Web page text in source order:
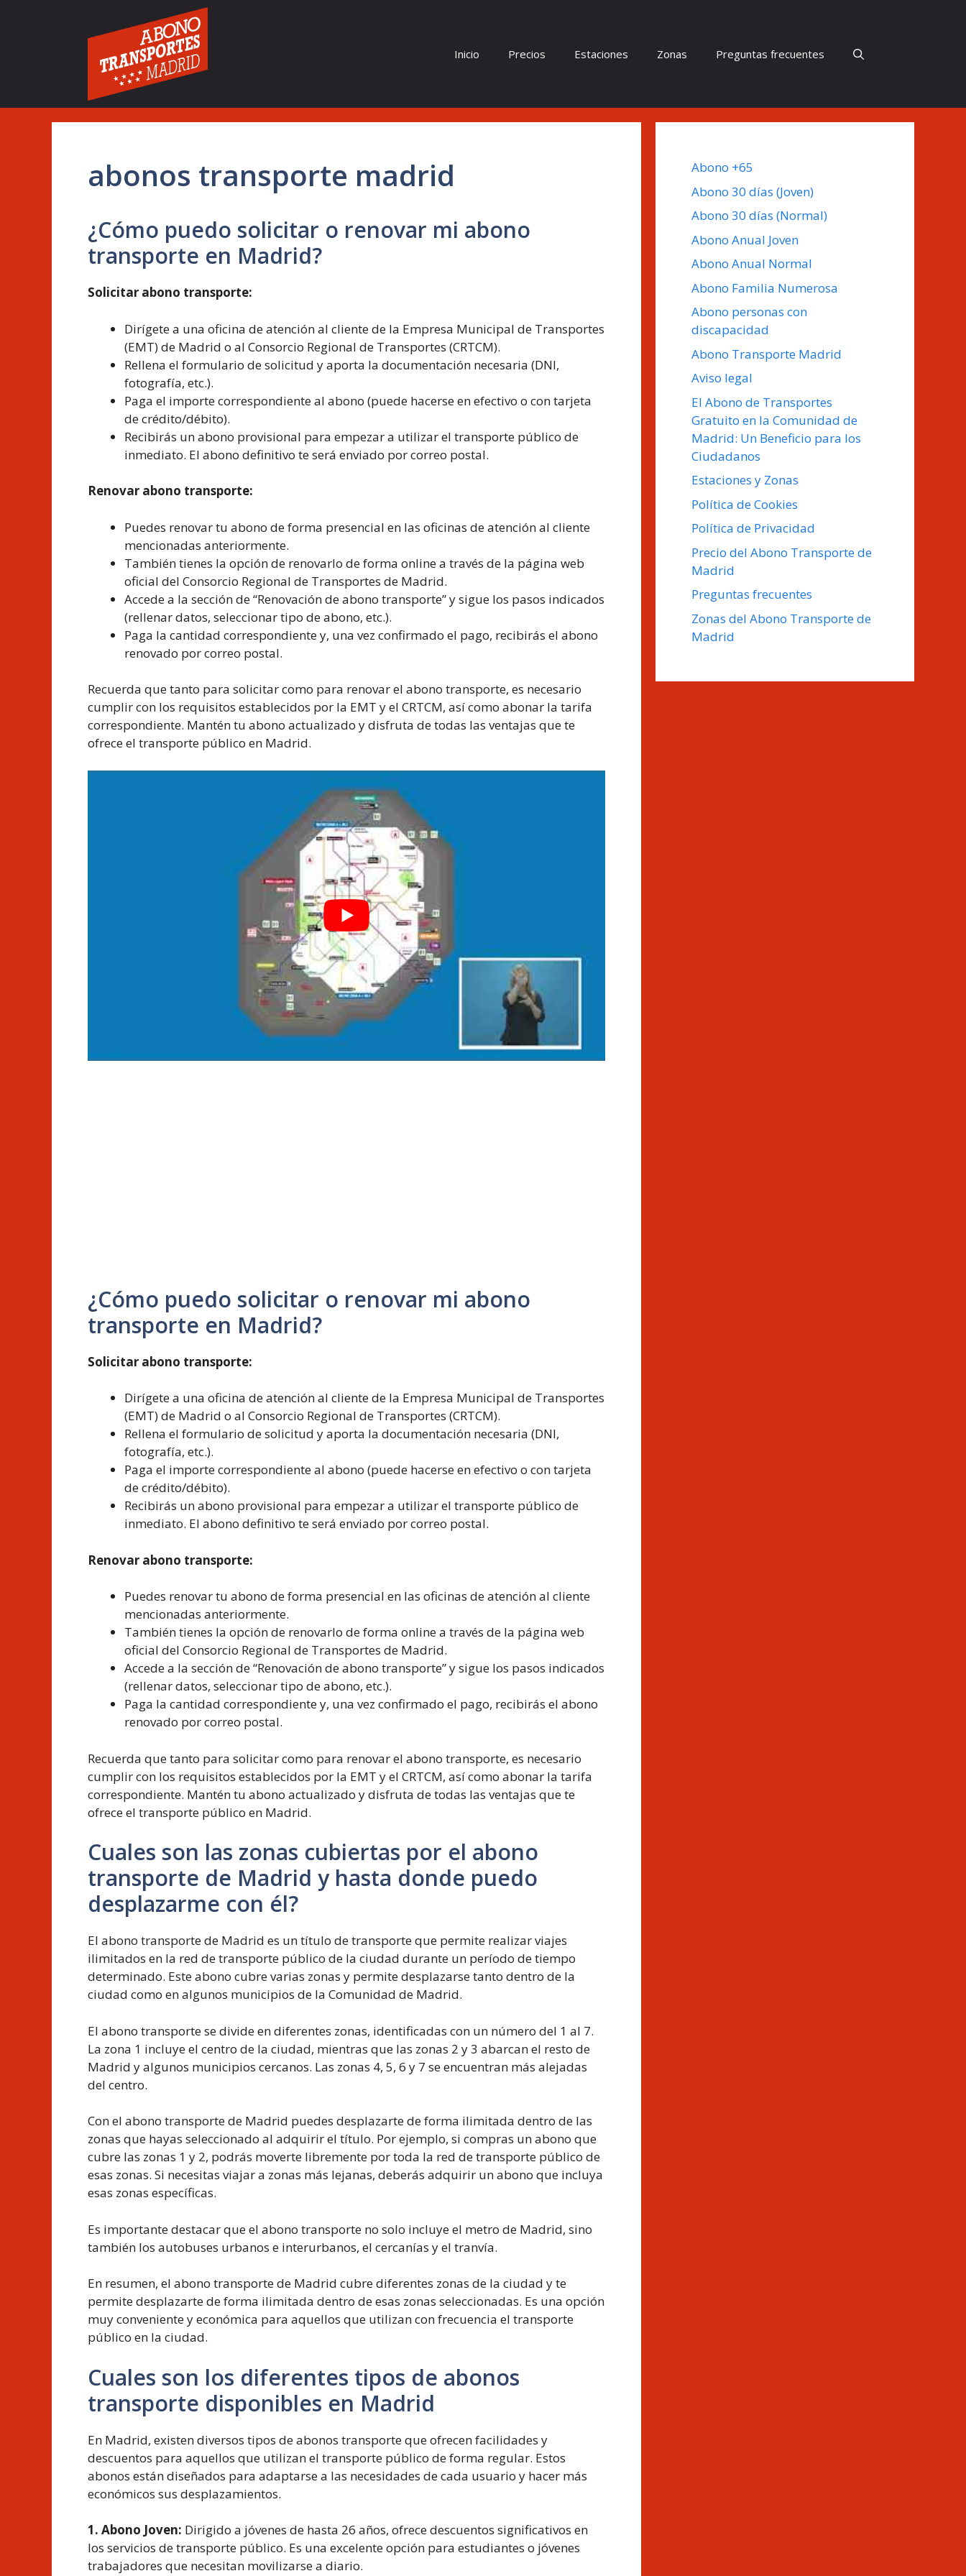
Inicio Precios Estaciones Zonas Preguntas frecuentes
abonos transporte madrid
¿Cómo puedo solicitar o renovar mi abono
transporte en Madrid?
Solicitar abono transporte:
Dirígete a una oficina de atención al cliente de la Empresa Municipal de Transportes
(EMT) de Madrid o al Consorcio Regional de Transportes (CRTCM).
Rellena el formulario de solicitud y aporta la documentación necesaria (DNI,
fotografía, etc.).
Paga el importe correspondiente al abono (puede hacerse en efectivo o con tarjeta
de crédito/débito).
Recibirás un abono provisional para empezar a utilizar el transporte público de
inmediato. El abono definitivo te será enviado por correo postal.
Renovar abono transporte:
Puedes renovar tu abono de forma presencial en las oficinas de atención al cliente
mencionadas anteriormente.
También tienes la opción de renovarlo de forma online a través de la página web
oficial del Consorcio Regional de Transportes de Madrid.
Accede a la sección de “Renovación de abono transporte” y sigue los pasos indicados
(rellenar datos, seleccionar tipo de abono, etc.).
Paga la cantidad correspondiente y, una vez confirmado el pago, recibirás el abono
renovado por correo postal.
Recuerda que tanto para solicitar como para renovar el abono transporte, es necesario
cumplir con los requisitos establecidos por la EMT y el CRTCM, así como abonar la tarifa
correspondiente. Mantén tu abono actualizado y disfruta de todas las ventajas que te
ofrece el transporte público en Madrid.
¿Cómo puedo solicitar o renovar mi abono
transporte en Madrid?
Solicitar abono transporte:
Dirígete a una oficina de atención al cliente de la Empresa Municipal de Transportes
(EMT) de Madrid o al Consorcio Regional de Transportes (CRTCM).
Rellena el formulario de solicitud y aporta la documentación necesaria (DNI,
fotografía, etc.).
Paga el importe correspondiente al abono (puede hacerse en efectivo o con tarjeta
de crédito/débito).
Recibirás un abono provisional para empezar a utilizar el transporte público de
inmediato. El abono definitivo te será enviado por correo postal.
Renovar abono transporte:
Puedes renovar tu abono de forma presencial en las oficinas de atención al cliente
mencionadas anteriormente.
También tienes la opción de renovarlo de forma online a través de la página web
oficial del Consorcio Regional de Transportes de Madrid.
Accede a la sección de “Renovación de abono transporte” y sigue los pasos indicados
(rellenar datos, seleccionar tipo de abono, etc.).
Paga la cantidad correspondiente y, una vez confirmado el pago, recibirás el abono
renovado por correo postal.
Recuerda que tanto para solicitar como para renovar el abono transporte, es necesario
cumplir con los requisitos establecidos por la EMT y el CRTCM, así como abonar la tarifa
correspondiente. Mantén tu abono actualizado y disfruta de todas las ventajas que te
ofrece el transporte público en Madrid.
Cuales son las zonas cubiertas por el abono
transporte de Madrid y hasta donde puedo
desplazarme con él?
El abono transporte de Madrid es un título de transporte que permite realizar viajes
ilimitados en la red de transporte público de la ciudad durante un período de tiempo
determinado. Este abono cubre varias zonas y permite desplazarse tanto dentro de la
ciudad como en algunos municipios de la Comunidad de Madrid.
El abono transporte se divide en diferentes zonas, identificadas con un número del 1 al 7.
La zona 1 incluye el centro de la ciudad, mientras que las zonas 2 y 3 abarcan el resto de
Madrid y algunos municipios cercanos. Las zonas 4, 5, 6 y 7 se encuentran más alejadas
del centro.
Con el abono transporte de Madrid puedes desplazarte de forma ilimitada dentro de las
zonas que hayas seleccionado al adquirir el título. Por ejemplo, si compras un abono que
cubre las zonas 1 y 2, podrás moverte libremente por toda la red de transporte público de
esas zonas. Si necesitas viajar a zonas más lejanas, deberás adquirir un abono que incluya
esas zonas específicas.
Es importante destacar que el abono transporte no solo incluye el metro de Madrid, sino
también los autobuses urbanos e interurbanos, el cercanías y el tranvía.
En resumen, el abono transporte de Madrid cubre diferentes zonas de la ciudad y te
permite desplazarte de forma ilimitada dentro de esas zonas seleccionadas. Es una opción
muy conveniente y económica para aquellos que utilizan con frecuencia el transporte
público en la ciudad.
Cuales son los diferentes tipos de abonos
transporte disponibles en Madrid
En Madrid, existen diversos tipos de abonos transporte que ofrecen facilidades y
descuentos para aquellos que utilizan el transporte público de forma regular. Estos
abonos están diseñados para adaptarse a las necesidades de cada usuario y hacer más
económicos sus desplazamientos.
1. Abono Joven: Dirigido a jóvenes de hasta 26 años, ofrece descuentos significativos en
los servicios de transporte público. Es una excelente opción para estudiantes o jóvenes
trabajadores que necesitan movilizarse a diario.
Abono +65
Abono 30 días (Joven)
Abono 30 días (Normal)
Abono Anual Joven
Abono Anual Normal
Abono Familia Numerosa
Abono personas con
discapacidad
Abono Transporte Madrid
Aviso legal
El Abono de Transportes
Gratuito en la Comunidad de
Madrid: Un Beneficio para los
Ciudadanos
Estaciones y Zonas
Política de Cookies
Política de Privacidad
Precio del Abono Transporte de
Madrid
Preguntas frecuentes
Zonas del Abono Transporte de
Madrid